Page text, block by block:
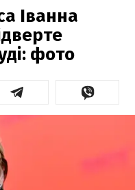
Іванна
фото